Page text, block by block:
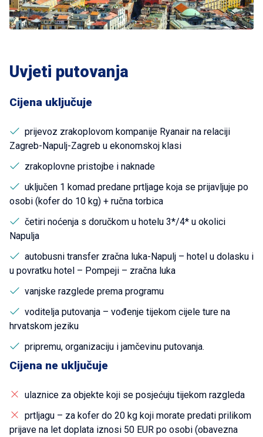
Uvjeti putovanja
Cijena uključuje
prijevoz zrakoplovom kompanije Ryanair na relaciji
Zagreb-Napulj-Zagreb u ekonomskoj klasi
zrakoplovne pristojbe i naknade
uključen 1 komad predane prtljage koja se prijavljuje po
osobi (kofer do 10 kg) + ručna torbica
četiri noćenja s doručkom u hotelu 3*/4* u okolici
Napulja
autobusni transfer zračna luka-Napulj – hotel u dolasku i
u povratku hotel – Pompeji – zračna luka
vanjske razglede prema programu
voditelja putovanja – vođenje tijekom cijele ture na
hrvatskom jeziku
pripremu, organizaciju i jamčevinu putovanja.
Cijena ne uključuje
ulaznice za objekte koji se posjećuju tijekom razgleda
prtljagu – za kofer do 20 kg koji morate predati prilikom
prijave na let doplata iznosi 50 EUR po osobi (obavezna